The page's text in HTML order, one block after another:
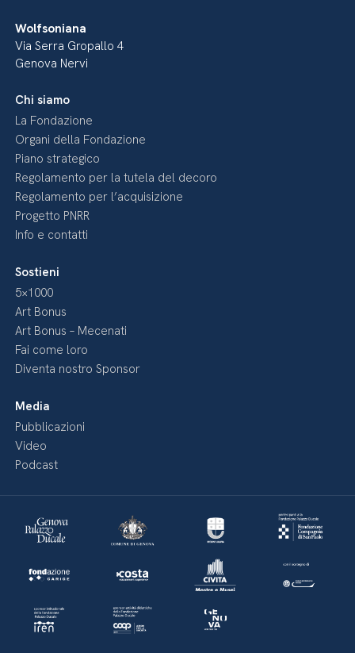
Wolfsoniana
Via Serra Gropallo 4
Genova Nervi
Chi siamo
La Fondazione
Organi della Fondazione
Piano strategico
Regolamento per la tutela del decoro
Regolamento per l’acquisizione
Progetto PNRR
Info e contatti
Sostieni
5×1000
Art Bonus
Art Bonus – Mecenati
Fai come loro
Diventa nostro Sponsor
Media
Pubblicazioni
Video
Podcast